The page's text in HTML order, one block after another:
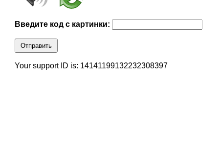
Введите код с картинки:
Отправить
Your support ID is: 14141199132232308397